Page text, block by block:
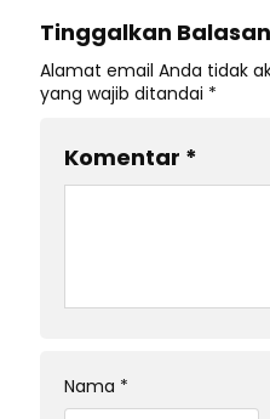
Tinggalkan Balasan
Alamat email Anda tidak
yang wajib ditandai *
Komentar *
Nama *